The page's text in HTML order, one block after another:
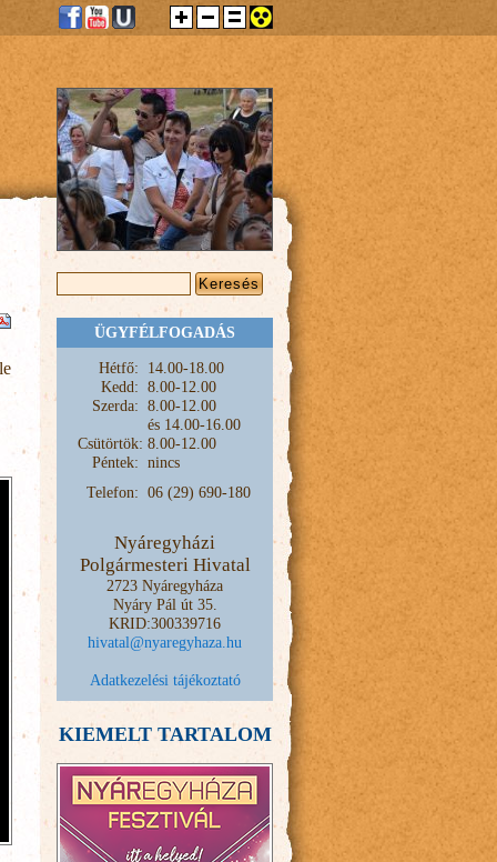
KERESÉS ŰRLAP
ÜGYFÉLFOGADÁS
Hétfő: 14.00-18.00
Kedd: 8.00-12.00
Szerda: 8.00-12.00
és 14.00-16.00
Csütörtök: 8.00-12.00
Péntek: nincs
Telefon: 06 (29) 690-180
Nyáregyházi
Polgármesteri Hivatal
2723 Nyáregyháza
Nyáry Pál út 35.
KRID:300339716
hivatal@nyaregyhaza.hu
Adatkezelési tájékoztató
KIEMELT TARTALOM